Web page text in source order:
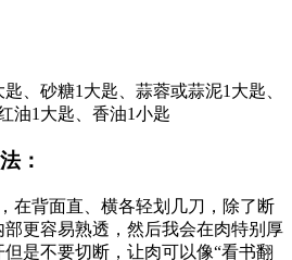
、砂糖1大匙、蒜蓉或蒜泥1大匙、
油1大匙、香油1小匙
：
在背面直、横各轻划几刀，除了断
更容易熟透，然后我会在肉特别厚
是不要切断，让肉可以像“看书翻